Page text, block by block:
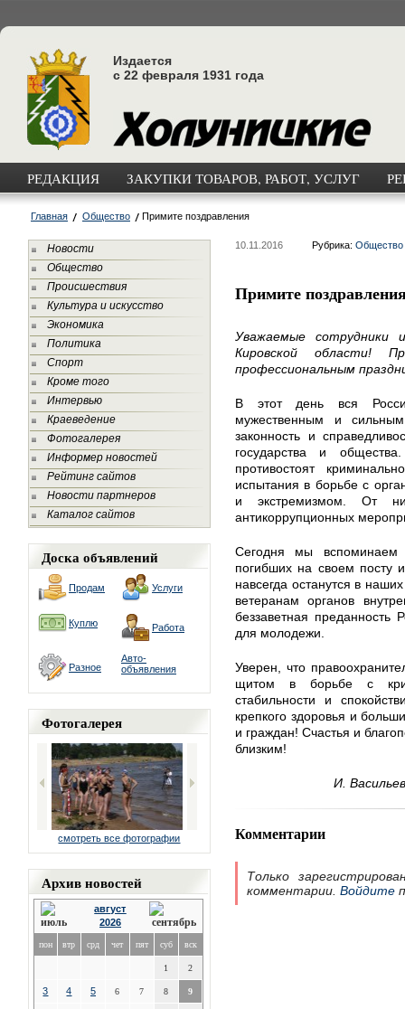
Издается
с 22 февраля 1931 года
РЕДАКЦИЯ ЗАКУПКИ ТОВАРОВ, РАБОТ, УСЛУГ
Главная Общество Примите поздравления
Новости
Общество
Происшествия
Культура и искусство
Экономика
Политика
Спорт
Кроме того
Интервью
Краеведение
Фотогалерея
Информер новостей
Рейтинг сайтов
Новости партнеров
Каталог сайтов
Доска объявлений
Продам Услуги
Куплю Работа
Разное
Авто-
объявления
Фотогалерея
смотреть все фотографии
Архив новостей
август
2026
пон втр срд чет пят суб вск
1 2
3 4 5 6 7 8 9
10.11.2016 Рубрика: Общество
Примите
Уважаемые сотрудники
Кировской области!
профессиональным
В этот день вся
мужественным и
законность и
государства и
противостоят
испытания в борьбе с
и экстремизмом. От
антикоррупционных
Сегодня мы вспоминаем
погибших на своем посту
навсегда останутся в
ветеранам органов
беззаветная
для молодежи.
Уверен, что
щитом в борьбе с
стабильности и
крепкого здоровья и
и граждан! Счастья и
близким!
И.
Комментарии
Только
комментарии. Войдите